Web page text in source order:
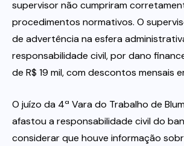
supervisor não cumpriram
procedimentos normativos. O
de advertência na esfera
responsabilidade civil, por dano
de R$ 19 mil, com descontos mensais
O juízo da 4ª Vara do Trabalho de
afastou a responsabilidade civil do
considerar que houve informação